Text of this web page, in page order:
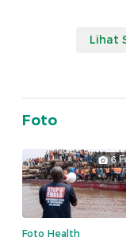
Lihat
Foto
6
Foto Health